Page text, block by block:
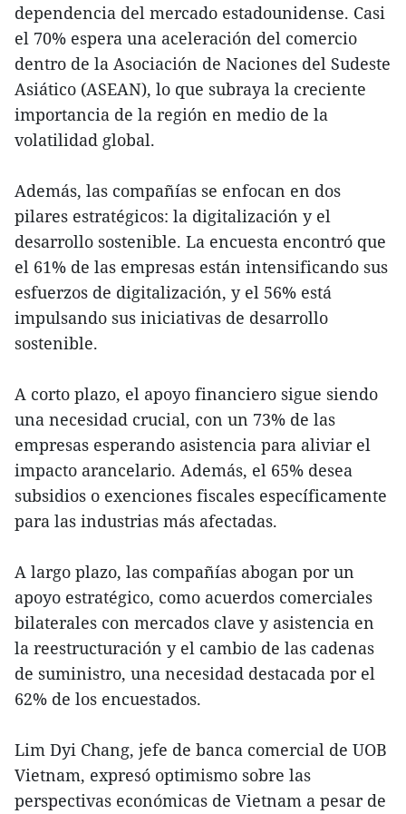
dependencia del mercado estadounidense. Casi
el 70% espera una aceleración del comercio
dentro de la Asociación de Naciones del Sudeste
Asiático (ASEAN), lo que subraya la creciente
importancia de la región en medio de la
volatilidad global.
Además, las compañías se enfocan en dos
pilares estratégicos: la digitalización y el
desarrollo sostenible. La encuesta encontró que
el 61% de las empresas están intensificando sus
esfuerzos de digitalización, y el 56% está
impulsando sus iniciativas de desarrollo
sostenible.
A corto plazo, el apoyo financiero sigue siendo
una necesidad crucial, con un 73% de las
empresas esperando asistencia para aliviar el
impacto arancelario. Además, el 65% desea
subsidios o exenciones fiscales específicamente
para las industrias más afectadas.
A largo plazo, las compañías abogan por un
apoyo estratégico, como acuerdos comerciales
bilaterales con mercados clave y asistencia en
la reestructuración y el cambio de las cadenas
de suministro, una necesidad destacada por el
62% de los encuestados.
Lim Dyi Chang, jefe de banca comercial de UOB
Vietnam, expresó optimismo sobre las
perspectivas económicas de Vietnam a pesar de